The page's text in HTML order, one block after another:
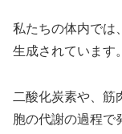
私たちの体内では
生成されています。
二酸化炭素や、筋
胞の代謝の過程で